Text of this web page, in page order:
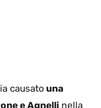
causato una
e Agnelli nella